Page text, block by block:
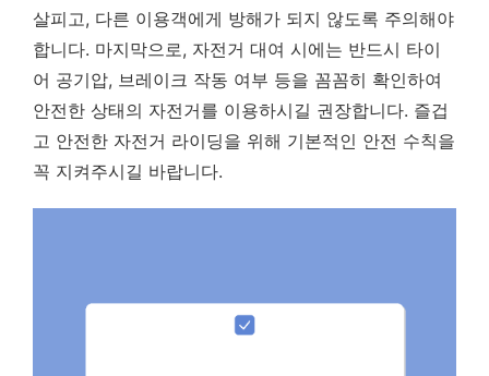
살피고, 다른 이용객에게 방해가 되지 않도록 주의해야
합니다. 마지막으로, 자전거 대여 시에는 반드시 타이
어 공기압, 브레이크 작동 여부 등을 꼼꼼히 확인하여
안전한 상태의 자전거를 이용하시길 권장합니다. 즐겁
고 안전한 자전거 라이딩을 위해 기본적인 안전 수칙을
꼭 지켜주시길 바랍니다.